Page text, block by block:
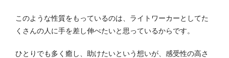
このような性質をもっているのは、ライトワーカーとしてた
くさんの人に手を差し伸べたいと思っているからです。
ひとりでも多く癒し、助けたいという想いが、感受性の高さ